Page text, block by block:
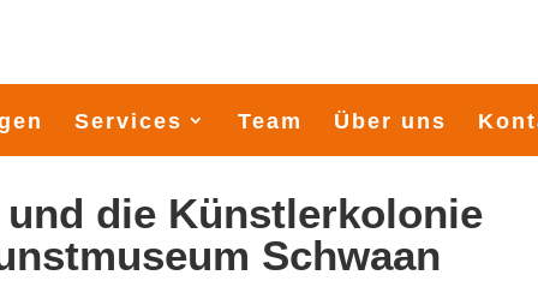
Services Team Über uns
die Künstlerkolonie
Schwaan